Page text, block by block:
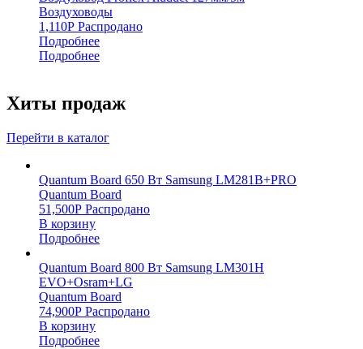
Воздуховоды
1,110Р Распродано
Подробнее
Подробнее
Хиты продаж
Перейти в каталог
Quantum Board 650 Вт Samsung LM281B+PRO
Quantum Board
51,500Р Распродано
В корзину
Подробнее
Quantum Board 800 Вт Samsung LM301H
EVO+Osram+LG
Quantum Board
74,900Р Распродано
В корзину
Подробнее